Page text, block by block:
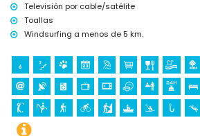
Televisión por cable/satélite
Toallas
Windsurfing a menos de 5 km.